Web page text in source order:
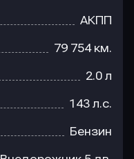
АКПП
79 754 км.
2.0 л
143 л.с.
Бензин